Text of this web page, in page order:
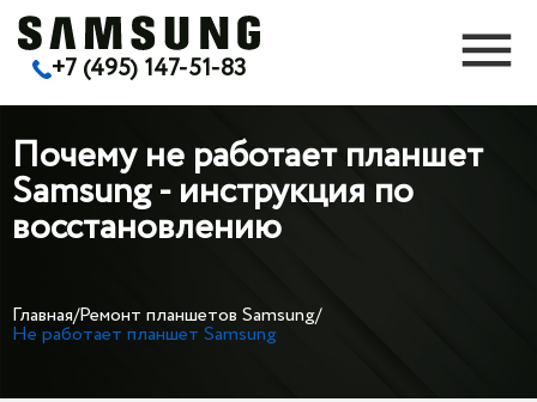
+7 (495) 147-51-83
Почему не работает планшет
Samsung - инструкция по
восстановлению
Главная/Ремонт планшетов Samsung/
Не работает планшет Samsung